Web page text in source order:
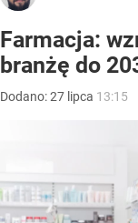
Farmacja:
branżę do
Dodano:27 lipca 13:15